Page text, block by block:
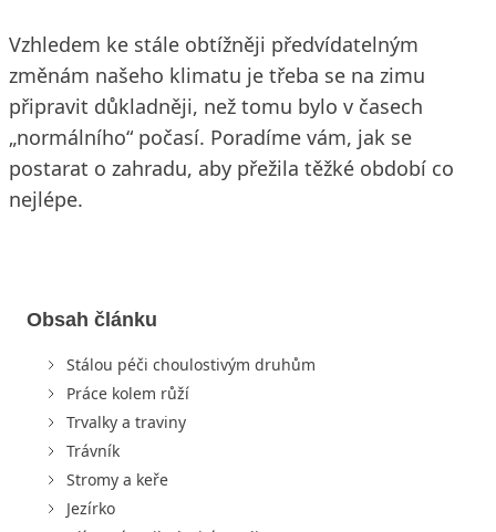
Vzhledem ke stále obtížněji předvídatelným
změnám našeho klimatu je třeba se na zimu
připravit důkladněji, než tomu bylo v časech
„normálního“ počasí. Poradíme vám, jak se
postarat o zahradu, aby přežila těžké období co
nejlépe.
Obsah článku
Stálou péči choulostivým druhům
Práce kolem růží
Trvalky a traviny
Trávník
Stromy a keře
Jezírko